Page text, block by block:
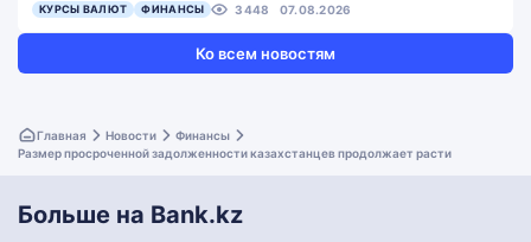
КУРСЫ ВАЛЮТ ФИНАНСЫ 3448 07.08.2026
Ко всем новостям
Главная Новости
Финансы
Размер просроченной задолженности казахстанцев продолжает расти
Больше на Bank.kz